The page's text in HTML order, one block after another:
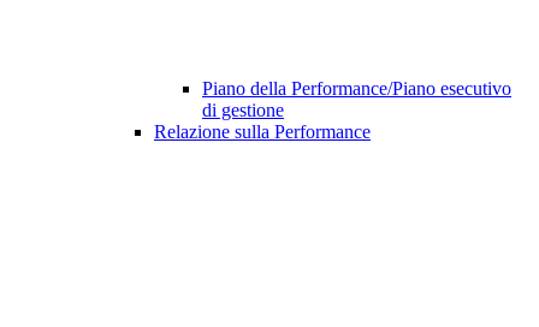
Piano della Performance/Piano esecutivo
di gestione
Relazione sulla Performance